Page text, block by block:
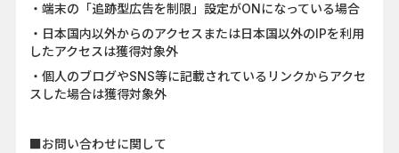
・端末の「追跡型広告を制限」設定がONになっている場合
・日本国内以外からのアクセスまたは日本国以外のIPを利用
したアクセスは獲得対象外
・個人のブログやSNS等に記載されているリンクからアクセ
スした場合は獲得対象外
■お問い合わせに関して